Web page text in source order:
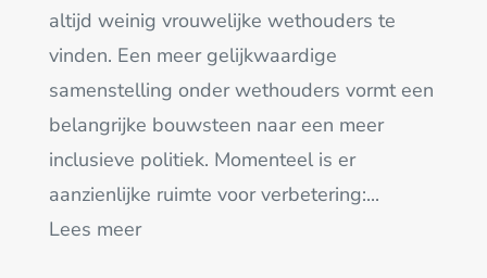
altijd weinig vrouwelijke wethouders te
vinden. Een meer gelijkwaardige
samenstelling onder wethouders vormt een
belangrijke bouwsteen naar een meer
inclusieve politiek. Momenteel is er
aanzienlijke ruimte voor verbetering:...
Lees meer